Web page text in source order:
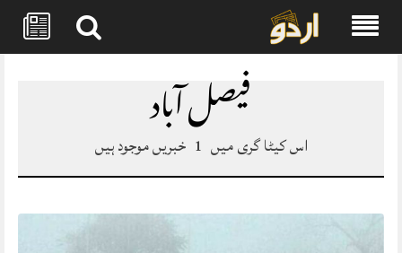
Skip
فیصل آباداس کیٹا گری میں 1 خبریں موجود ہیں